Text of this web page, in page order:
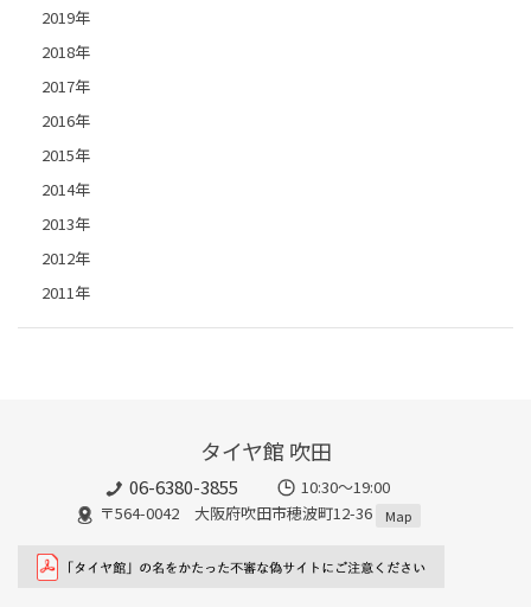
2019年
2018年
2017年
2016年
2015年
2014年
2013年
2012年
2011年
タイヤ館 吹田
06-6380-3855
10:30～19:00
〒564-0042 大阪府吹田市穂波町12-36
Map